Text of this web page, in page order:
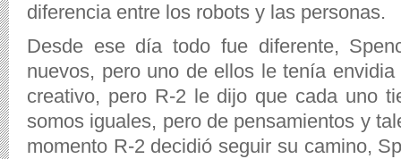
diferencia entre los robots y las personas.
Desde ese día todo fue diferente,
nuevos, pero uno de ellos le tenía
creativo, pero R-2 le dijo que cada uno
somos iguales, pero de pensamientos y
momento R-2 decidió seguir su camino,